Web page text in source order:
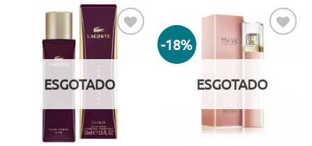
Adicionar
aos meus
ESGOTADO
-18%
Adicionar
aos meus
ESGOTADO